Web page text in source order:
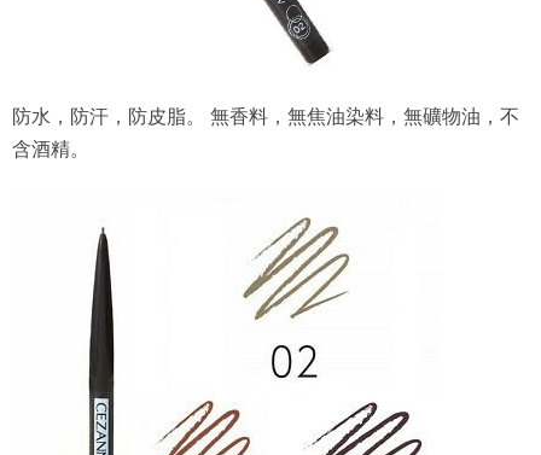
防水，防汗，防皮脂。 無香料，無焦油染料，無礦物油，不
含酒精。